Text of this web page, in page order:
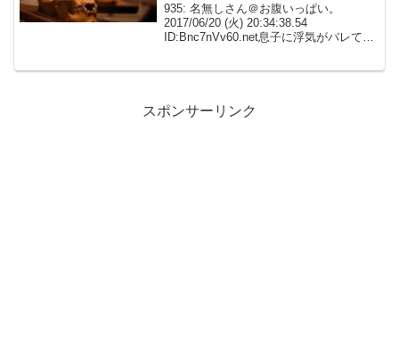
935: 名無しさん＠お腹いっぱい。
2017/06/20 (火) 20:34:38.54
ID:Bnc7nVv60.net息子に浮気がバレてた
スポンサーリンク